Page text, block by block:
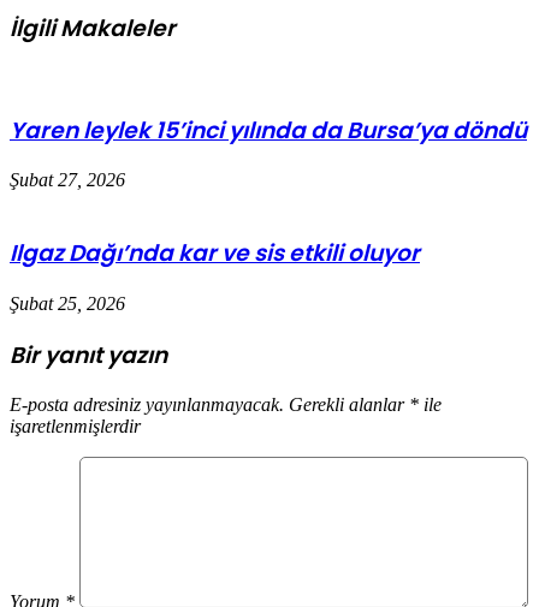
İlgili Makaleler
Yaren leylek 15’inci yılında da Bursa’ya döndü
Şubat 27, 2026
Ilgaz Dağı’nda kar ve sis etkili oluyor
Şubat 25, 2026
Bir yanıt yazın
E-posta adresiniz yayınlanmayacak. Gerekli alanlar * ile
işaretlenmişlerdir
Yorum *